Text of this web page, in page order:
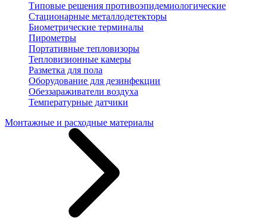
Типовые решения противоэпидемиологические
Стационарные металлодетекторы
Биометрические терминалы
Пирометры
Портативные тепловизоры
Тепловизионные камеры
Разметка для пола
Оборудование для дезинфекции
Обеззараживатели воздуха
Температурные датчики
Монтажные и расходные материалы